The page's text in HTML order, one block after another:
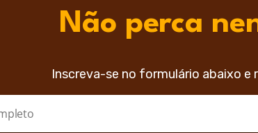
Não perca
Inscreva-se no formulário abaixo